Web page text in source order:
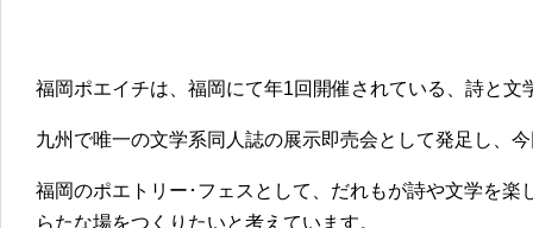
福岡ポエイチは、福岡にて年1回開催されている、詩と文
九州で唯一の文学系同人誌の展示即売会として発足し、
福岡のポエトリー･フェスとして、だれもが詩や文学を楽
らたな場をつくりたいと考えています。